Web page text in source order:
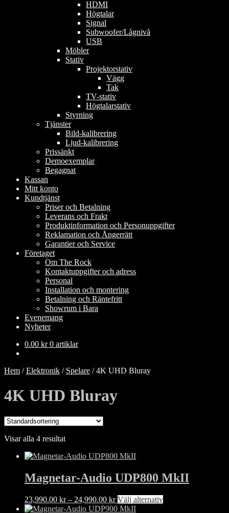
HDMI
Högtalar
Signal
Subwoofer/Lågnivå
USB
Möbler
Stativ
Projektorstativ
Vägg
Tak
TV-stativ
Högtalarstativ
Styrning
Tjänster
Bild-kalibrering
Ljud-kalibrering
Prissänkt
Demoexemplar
Begagnat
Kassan
Mitt konto
Kundtjänst
Priser och Betalning
Leverans och Frakt
Produktinformation och Personuppgifter
Reklamation och Ångerrätt
Garantier och Service
Företaget
Om The Rock
Kontaktuppgifter och adress
Personal
Installation och montering
Betalning och Räntefritt
Showrum i Bara
Evenemang
Nyheter
0.00 kr 0 artiklar
Hem /Elektronik / Spelare /4K UHD Bluray
4K UHD Bluray
Visar alla 4 resultat
Magnetar-Audio UDP800 MkII
23,990.00 kr – 24,990.00 krPrisintervall:
23,990.00 kr
Välj alternativDen